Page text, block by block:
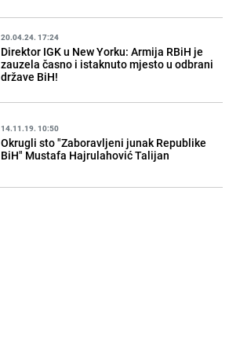
20.04.24. 17:24
Direktor IGK u New Yorku: Armija RBiH je
zauzela časno i istaknuto mjesto u odbrani
države BiH!
14.11.19. 10:50
Okrugli sto "Zaboravljeni junak Republike
BiH" Mustafa Hajrulahović Talijan